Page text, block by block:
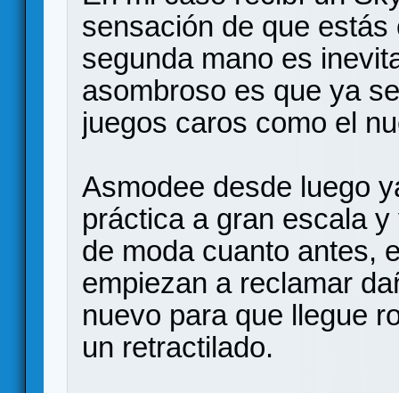
sensación de que
segunda mano es
asombroso es que ya
juegos caros como el
Asmodee desde luego
práctica a gran escala
de moda cuanto antes,
empiezan a reclamar
nuevo para que llegue
un retractilado.